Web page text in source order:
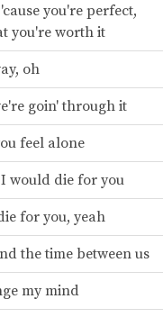
you're perfect,
you're worth it
oh
goin' through it
feel alone
would die for you
for you, yeah
the time between us
my mind